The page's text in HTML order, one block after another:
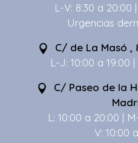
L-V: 8:30 a 20:00
Urgencias
C/ de La Masó ,
L-J: 10:00 a 19:00
C/ Paseo de la
L: 10:00 a 20:00 |
V: 10:00